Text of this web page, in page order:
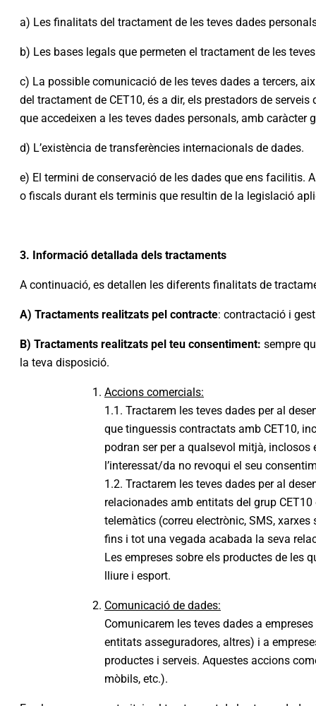
a) Les finalitats del tractament de les teves dades
b) Les bases legals que permeten el tractament de les
c) La possible comunicació de les teves dades a tercers,
del tractament de CET10, és a dir, els prestadors de
que accedeixen a les teves dades personals, amb
d) L’existència de transferències internacionals de dades.
e) El termini de conservació de les dades que ens facilitis.
o fiscals durant els terminis que resultin de la legislació
3. Informació detallada dels tractaments
A continuació, es detallen les diferents finalitats de
A) Tractaments realitzats pel contracte: contractació i
B) Tractaments realitzats pel teu consentiment: sempre
la teva disposició.
Accions comercials:
1.1. Tractarem les teves dades per al
que tinguessis contractats amb CET10,
podran ser per a qualsevol mitjà,
l’interessat/da no revoqui el seu
1.2. Tractarem les teves dades per al
relacionades amb entitats del grup
telemàtics (correu electrònic, SMS,
fins i tot una vegada acabada la seva
Les empreses sobre els productes de les
lliure i esport.
Comunicació de dades:
Comunicarem les teves dades a
entitats asseguradores, altres) i a
productes i serveis. Aquestes accions
mòbils, etc.).